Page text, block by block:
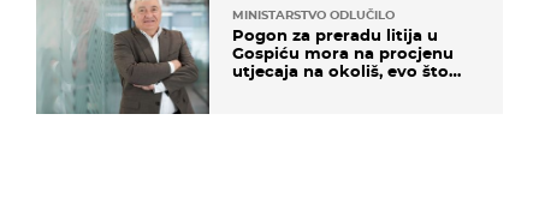
MINISTARSTVO ODLUČILO
Pogon za preradu litija u
Gospiću mora na procjenu
utjecaja na okoliš, evo što